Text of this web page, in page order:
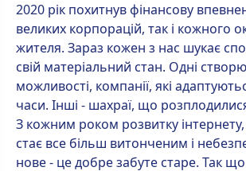
2020 рік похитнув фінансову
великих корпорацій, так і кожного
жителя. Зараз кожен з нас шукає
свій матеріальний стан. Одні
можливості, компанії, які
часи. Інші - шахраї, що
З кожним роком розвитку
стає все більш витонченим і
нове - це добре забуте старе. Так